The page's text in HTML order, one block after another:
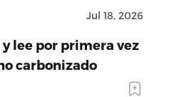
Jul 18, 2026
lee por primera vez
carbonizado